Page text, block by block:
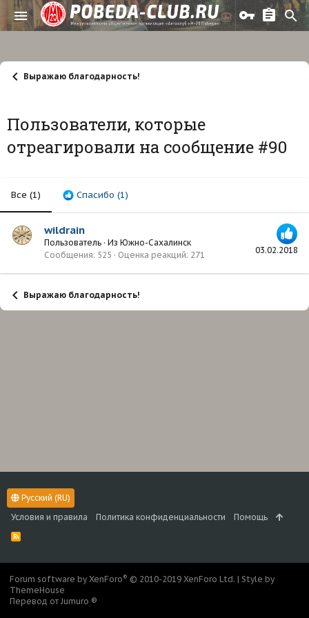
Выражаю благодарность!
Пользователи, которые
отреагировали на сообщение #90
Все (1) Спасибо (1)
03.02.2018
wildrain
Пользователь · Из Южно-Сахалинск
Сообщения 525 Оценка реакций 271
Выражаю благодарность!
Русский (RU)
Условия и правила
Политика конфиденциальности Помощь
R
S
Forum software by XenForo® © 2010-2019 XenForo Ltd. | Style by
ThemeHouse
Перевод от Jumuro ®